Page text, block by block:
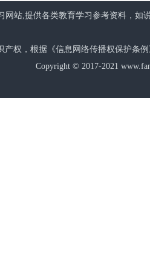
网站,提供各类教育学习参考资料，
产权，根据《信息网络传播权保护条
Copyright © 2017-2021